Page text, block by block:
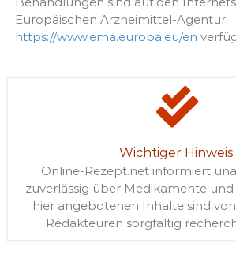
Europäischen Arzneimittel-Agentur
https://www.ema.europa.eu/en
Wichtiger Hinweis:
Online-Rezept.net informiert
zuverlässig über Medikamente und
hier angebotenen Inhalte sind
Redakteuren sorgfältig